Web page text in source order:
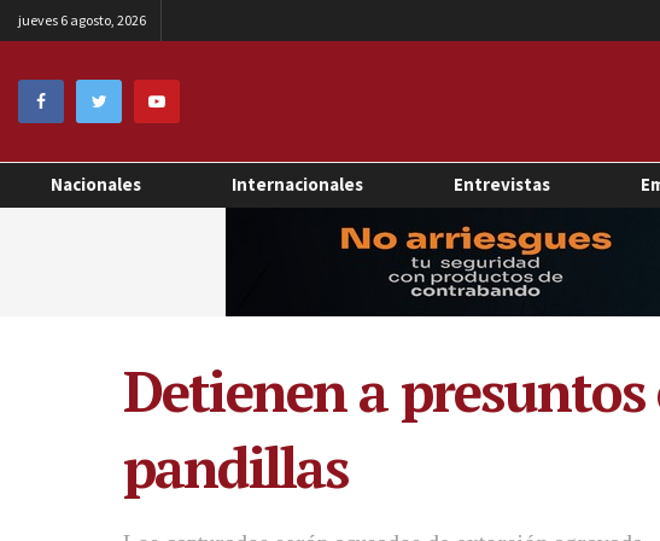
jueves 6 agosto, 2026
Nacionales Internacionales Entrevistas
Detienen a
pandillas